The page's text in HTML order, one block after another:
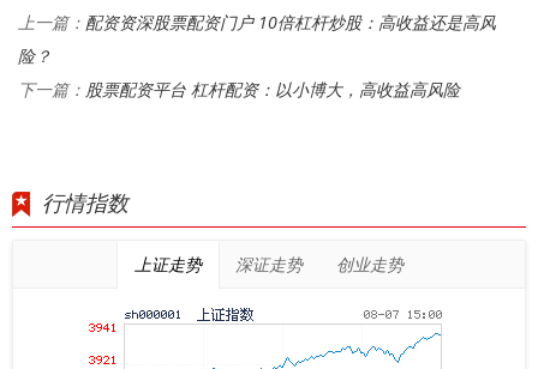
上一篇： 配资资深股票配资门户 10倍杠杆炒股：高收益还是高风
险？
下一篇： 股票配资平台 杠杆配资：以小博大，高收益高风险
行情指数
上证走势 深证走势 创业走势